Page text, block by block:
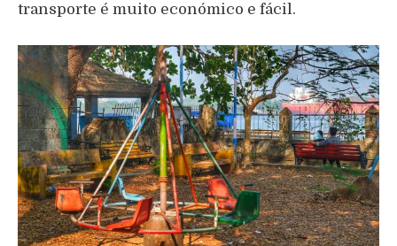
transporte é muito económico e fácil.